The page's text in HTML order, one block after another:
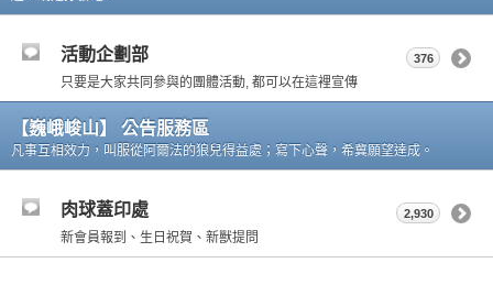
活動企劃部
只要是大家共同參與的團體活動, 都可以在這裡宣傳
376
【巍峨峻山】 公告服務區
凡事互相效力，叫服從阿爾法的狼兒得益處；寫下心聲，希冀願望達成。
肉球蓋印處
新會員報到、生日祝賀、新獸提問
2,930